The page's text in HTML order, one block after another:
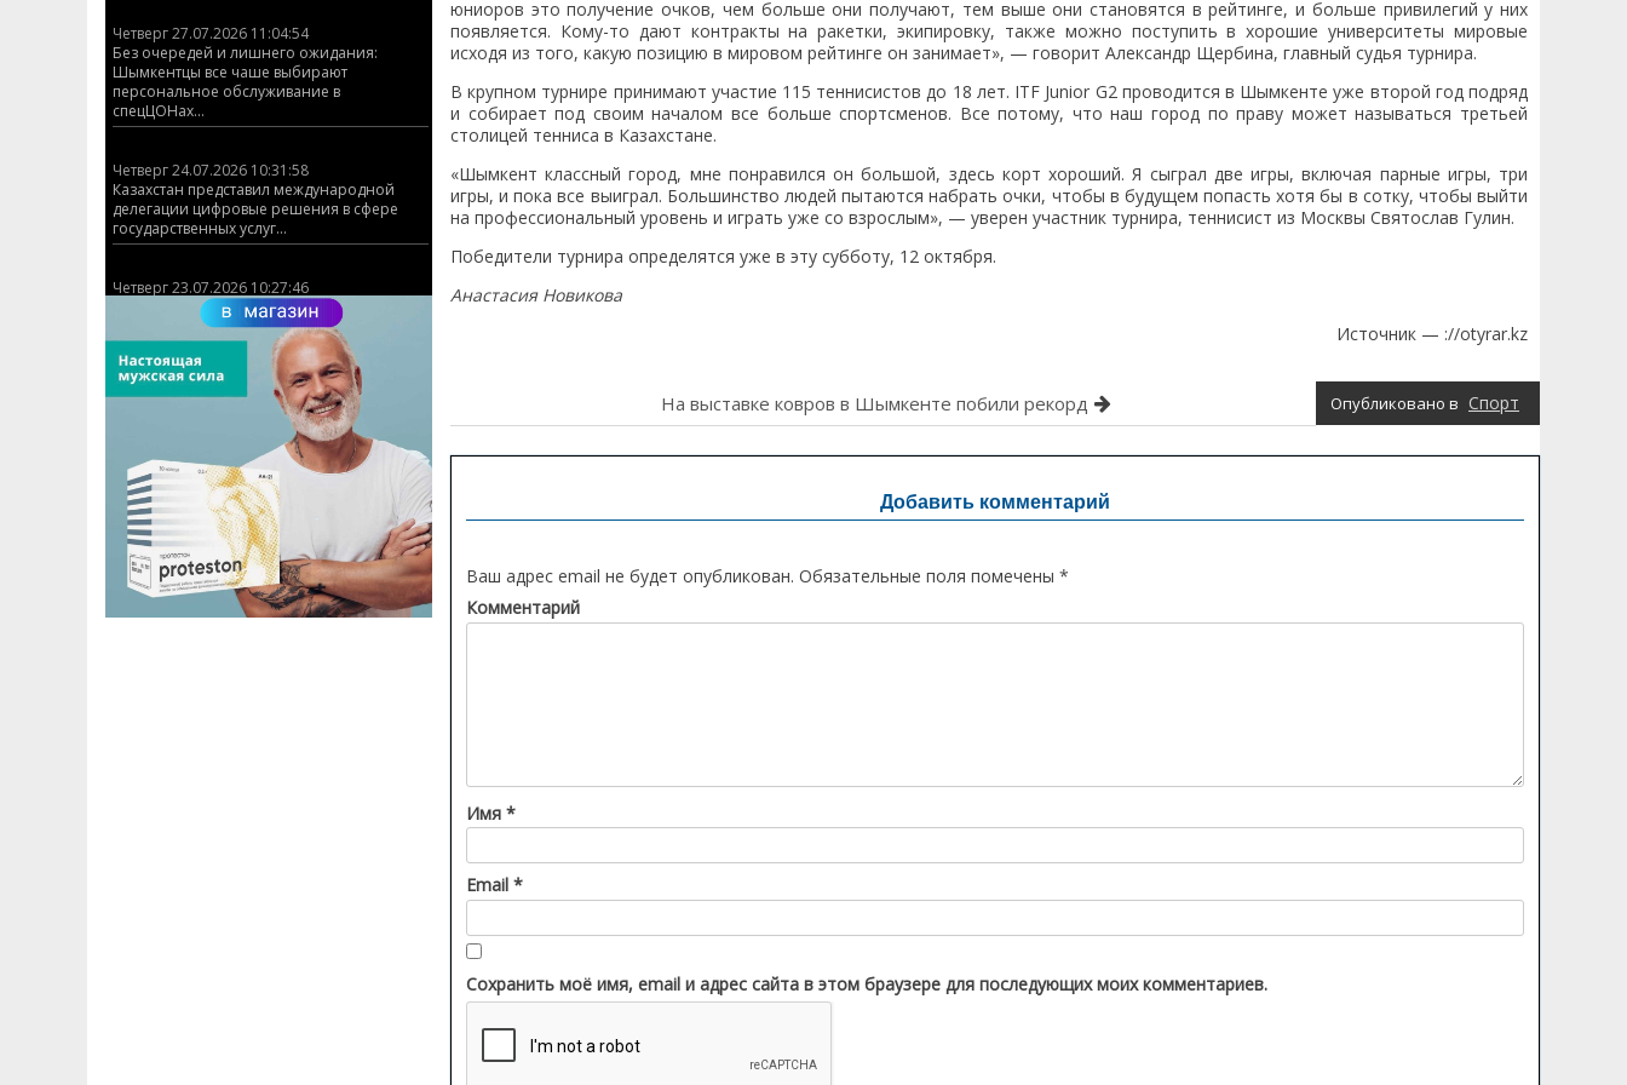
юниоров это получение очков, чем больше они получают, тем выше они становятся в рейтинге, и больше привилегий у них
появляется. Кому-то дают контракты на ракетки, экипировку, также можно поступить в хорошие университеты мировые
исходя из того, какую позицию в мировом рейтинге он занимает», — говорит Александр Щербина, главный судья турнира.
В крупном турнире принимают участие 115 теннисистов до 18 лет. ITF Junior G2 проводится в Шымкенте уже второй год подряд
и собирает под своим началом все больше спортсменов. Все потому, что наш город по праву может называться третьей
столицей тенниса в Казахстане.
«Шымкент классный город, мне понравился он большой, здесь корт хороший. Я сыграл две игры, включая парные игры, три
игры, и пока все выиграл. Большинство людей пытаются набрать очки, чтобы в будущем попасть хотя бы в сотку, чтобы выйти
на профессиональный уровень и играть уже со взрослым», — уверен участник турнира, теннисист из Москвы Святослав Гулин.
Победители турнира определятся уже в эту субботу, 12 октября.
Анастасия Новикова
Источник — ://otyrar.kz
Опубликовано в Спорт
по
записям
На выставке ковров в Шымкенте побили рекорд
Добавить комментарий
Ваш адрес email не будет опубликован. Обязательные поля помечены *
Комментарий
Имя *
Email *
Сохранить моё имя, email и адрес сайта в этом браузере для последующих моих комментариев.
Четверг 27.07.2026 11:04:54
Без очередей и лишнего ожидания:
Шымкентцы все чаше выбирают
персональное обслуживание в
спецЦОНах...
Четверг 24.07.2026 10:31:58
Казахстан представил международной
делегации цифровые решения в сфере
государственных услуг...
Четверг 23.07.2026 10:27:46
КАЗАХСТАНСКИЙ СТРЕЛОК ЗАВОЕВАЛ
ЗОЛОТУЮ МЕДАЛЬ НА ЧЕМПИОНАТЕ МИРА
ISSF ПО ПУЛЕВОЙ СТРЕЛЬБЕ (ДВИЖУЩАЯСЯ
МИШЕНЬ)!...
Четверг 03.07.2026 12:17:23
График работы ЦОНов и спецЦОНов
Шымкента на 6 июля...
Четверг 01.07.2026 10:16:33
ЦОНы Абайского и Аль-Фарабийского
районов Шымкента изменят режим
работы с 1 июля...